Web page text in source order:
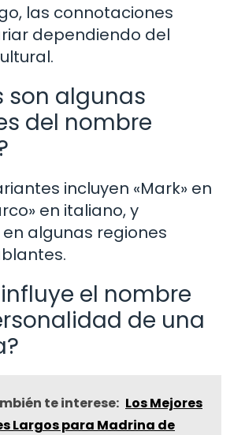
las connotaciones
dependiendo del
son algunas
del nombre
incluyen «Mark» en
en italiano, y
en algunas regiones
el nombre
de una
te interese: Los Mejores
Largos para Madrina de